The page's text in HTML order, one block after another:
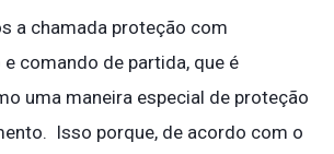
a chamada proteção com
comando de partida, que é
uma maneira especial de proteção
Isso porque, de acordo com o